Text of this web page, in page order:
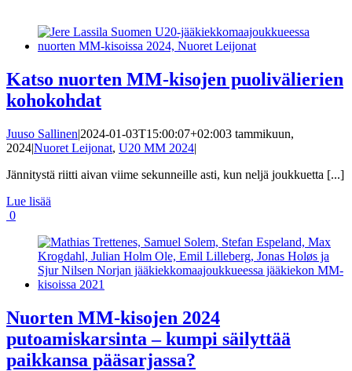
Katso nuorten MM-kisojen puolivälierien
kohokohdat
Juuso Sallinen|2024-01-03T15:00:07+02:003 tammikuun,
2024|Nuoret Leijonat, U20 MM 2024|
Jännitystä riitti aivan viime sekunneille asti, kun neljä joukkuetta [...]
Lue lisää
0
Nuorten MM-kisojen 2024
putoamiskarsinta – kumpi säilyttää
paikkansa pääsarjassa?